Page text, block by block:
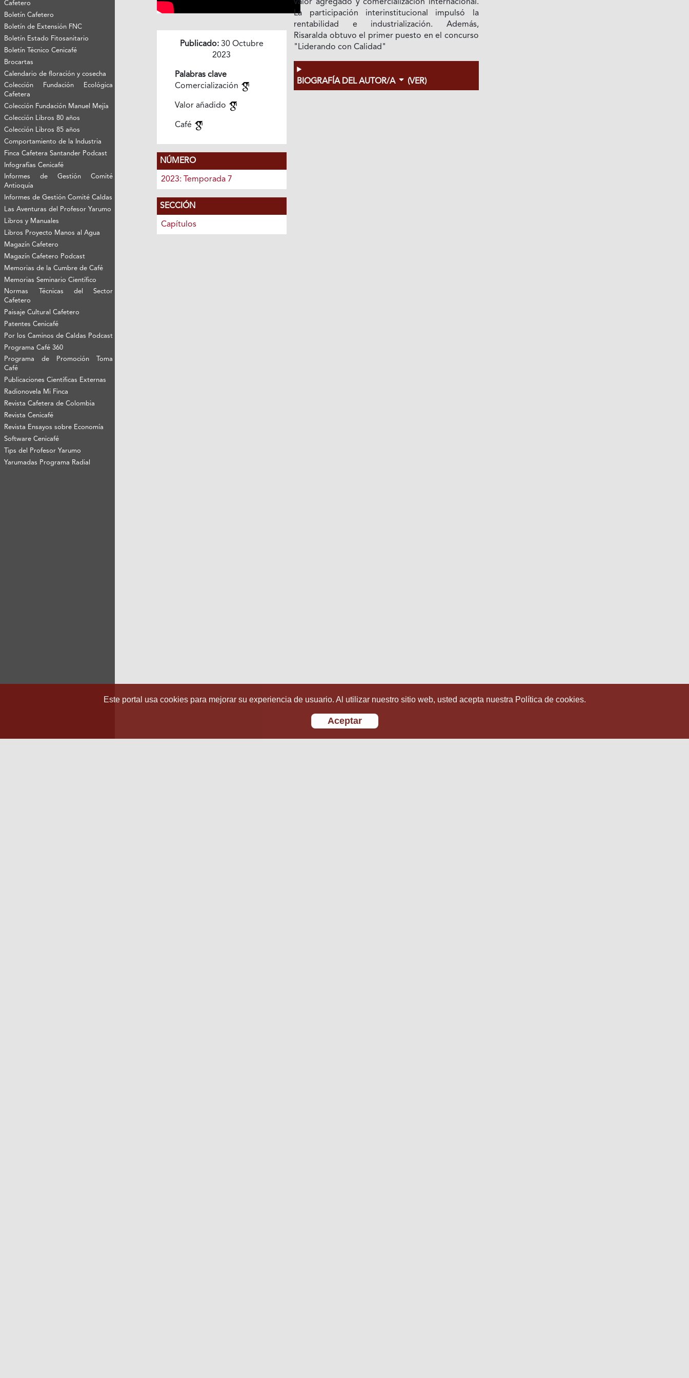
Cafetero
Boletín Cafetero
Boletín de Extensión FNC
Boletín Estado Fitosanitario
Boletín Técnico Cenicafé
Brocartas
Calendario de floración y cosecha
Colección Fundación Ecológica
Cafetera
Colección Fundación Manuel Mejía
Colección Libros 80 años
Colección Libros 85 años
Comportamiento de la Industria
Finca Cafetera Santander Podcast
Infografías Cenicafé
Informes de Gestión Comité
Antioquía
Informes de Gestión Comité Caldas
Las Aventuras del Profesor Yarumo
Libros y Manuales
Libros Proyecto Manos al Agua
Magazín Cafetero
Magazín Cafetero Podcast
Memorias de la Cumbre de Café
Memorias Seminario Científico
Normas Técnicas del Sector
Cafetero
Paisaje Cultural Cafetero
Patentes Cenicafé
Por los Caminos de Caldas Podcast
Programa Café 360
Programa de Promoción Toma
Café
Publicaciones Científicas Externas
Radionovela Mi Finca
Revista Cafetera de Colombia
Revista Cenicafé
Revista Ensayos sobre Economía
Software Cenicafé
Tips del Profesor Yarumo
Yarumadas Programa Radial
Publicado:30 Octubre
2023
Palabras clave
Comercialización
Valor añadido
Café
NÚMERO
2023: Temporada 7
SECCIÓN
Capítulos
valor agregado y comercialización internacional.
La participación interinstitucional impulsó la
rentabilidad e industrialización. Además,
Risaralda obtuvo el primer puesto en el concurso
"Liderando con Calidad"
BIOGRAFÍA DEL AUTOR/A (VER)
Este portal usa cookies para mejorar su experiencia de usuario. Al utilizar nuestro sitio web, usted acepta nuestra Política de cookies.
Aceptar